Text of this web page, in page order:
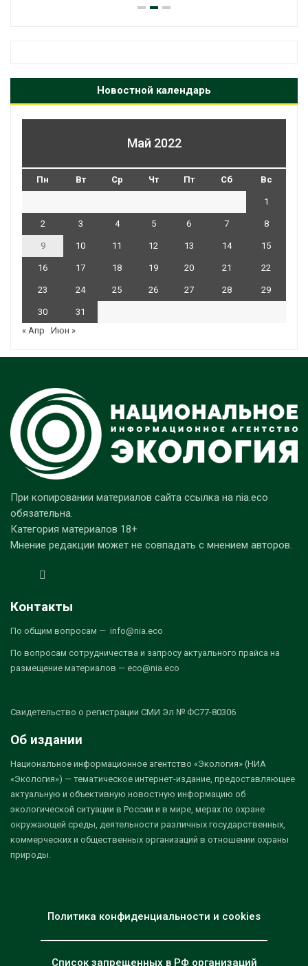
Новостной календарь
Май 2022
Пн Вт Ср Чт Пт Сб Вс
1
2 3 4 5 6 7 8
9 10 11 12 13 14 15
16 17 18 19 20 21 22
23 24 25 26 27 28 29
30
31
« Апр
Июн »
При копировании материалов сайта ссылка на nia.eco
обязательна.
Категория материалов 18+
Мнение редакции может не совпадать с мнением авторов.
Контакты
По общим вопросам — info@nia.eco
По вопросам сотрудничества и запросу актуального прайса на
размещение материалов — eco@nia.eco
Свидетельство о регистрации СМИ Эл № ФС77-80306
Об издании
Национальное информационное агентство «Экология» (НИА
«Экология») — тематическое интернет-издание, предоставляющее
актуальную и объективную новостную информацию об
экологической ситуации в России и в мире, мерах по охране
окружающей среды, деятельности различных государственных,
коммерческих и общественных организаций в отношении охраны
природы.
Политика конфиденциальности и cookies
Список запрещенных в РФ организаций